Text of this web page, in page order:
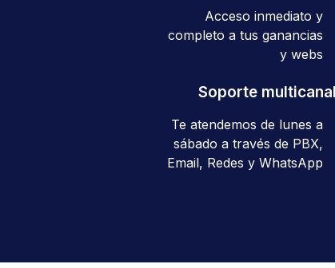
Acceso inmediato y
completo a tus ganancias
y webs
Soporte multicanal
Te atendemos de lunes a
sábado a través de PBX,
Email, Redes y WhatsApp